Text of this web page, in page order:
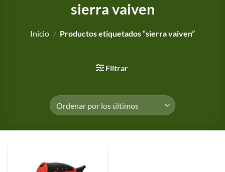
sierra vaiven
Inicio / Productos etiquetados “sierra vaiven”
Filtrar